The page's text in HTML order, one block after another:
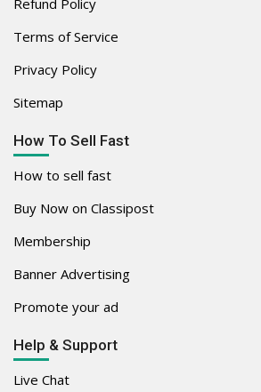
Terms of Service
Privacy Policy
Sitemap
How To Sell Fast
How to sell fast
Buy Now on Classipost
Membership
Banner Advertising
Promote your ad
Help & Support
Live Chat